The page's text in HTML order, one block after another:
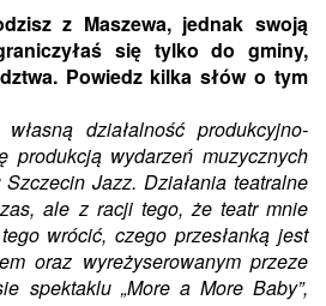
z Maszewa, jednak swoją
się tylko do gminy,
Powiedz kilka słów o tym
działalność produkcyjno-
produkcją wydarzeń muzycznych
Jazz. Działania teatralne
ale z racji tego, że teatr mnie
wrócić, czego przesłanką jest
oraz wyreżyserowanym przeze
spektaklu „More a More Baby”,